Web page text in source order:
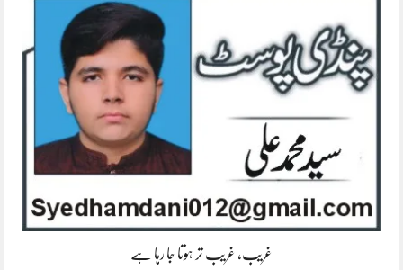
غریب، غریب تر ہوتا جا رہا ہے